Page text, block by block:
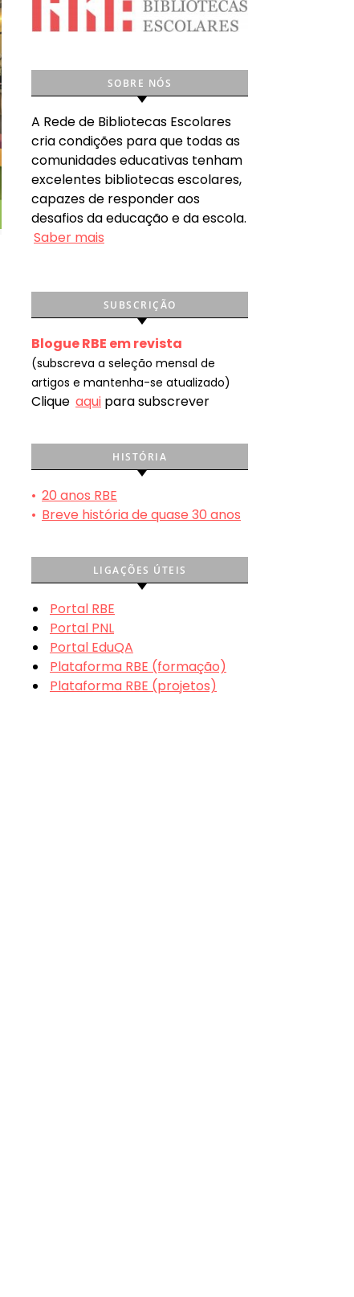
SOBRE NÓS
A Rede de Bibliotecas Escolares
cria condições para que todas as
comunidades educativas tenham
excelentes bibliotecas escolares,
capazes de responder aos
desafios da educação e da escola.
Saber mais
SUBSCRIÇÃO
Blogue RBE em revista
(subscreva a seleção mensal de
artigos e mantenha-se atualizado)
Clique aqui para subscrever
HISTÓRIA
• 20 anos RBE
• Breve história de quase 30 anos
LIGAÇÕES ÚTEIS
Portal RBE
Portal PNL
Portal EduQA
Plataforma RBE (formação)
Plataforma RBE (projetos)